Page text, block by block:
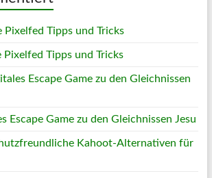
Pixelfed Tipps und Tricks
Pixelfed Tipps und Tricks
Escape Game zu den Gleichnissen
Escape Game zu den Gleichnissen Jesu
Kahoot-Alternativen für